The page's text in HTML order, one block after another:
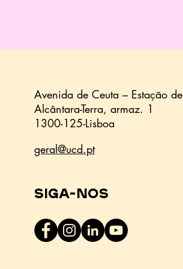
Avenida de Ceuta – Estação de
Alcântara-Terra, armaz. 1
1300-125-Lisboa
geral@ucd.pt
Siga-nos